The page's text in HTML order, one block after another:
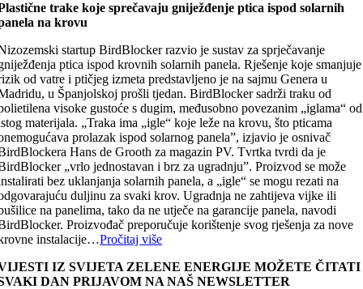
trake koje sprečavaju gniježđenje ptica ispod solarnih
na krovu
startup BirdBlocker razvio je sustav za sprječavanje
ptica ispod krovnih solarnih panela. Rješenje koje smanjuje
od vatre i ptičjeg izmeta predstavljeno je na sajmu Genera u
u Španjolskoj prošli tjedan. BirdBlocker sadrži traku od
visoke gustoće s dugim, međusobno povezanim „iglama“ od
materijala. „Traka ima „igle“ koje leže na krovu, što pticama
prolazak ispod solarnog panela”, izjavio je osnivač
Hans de Grooth za magazin PV. Tvrtka tvrdi da je
„vrlo jednostavan i brz za ugradnju”. Proizvod se može
bez uklanjanja solarnih panela, a „igle“ se mogu rezati na
duljinu za svaki krov. Ugradnja ne zahtijeva vijke ili
na panelima, tako da ne utječe na garancije panela, navodi
Proizvođač preporučuje korištenje svog rješenja za nove
instalacije…Pročitaj više
IZ SVIJETA ZELENE ENERGIJE MOŽETE ČITATI
DAN PRIJAVOM NA NAŠ NEWSLETTER